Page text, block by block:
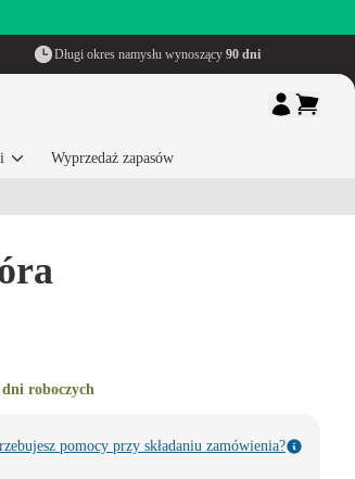
Długi okres namysłu wynoszący 90 dni
Wyprzedaż zapasów
roboczych
pomocy przy składaniu zamówienia?